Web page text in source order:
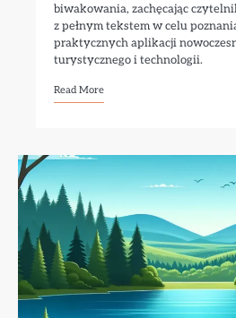
biwakowania, zachęcając
z pełnym tekstem w celu
praktycznych aplikacji
turystycznego i technologii.
Read More